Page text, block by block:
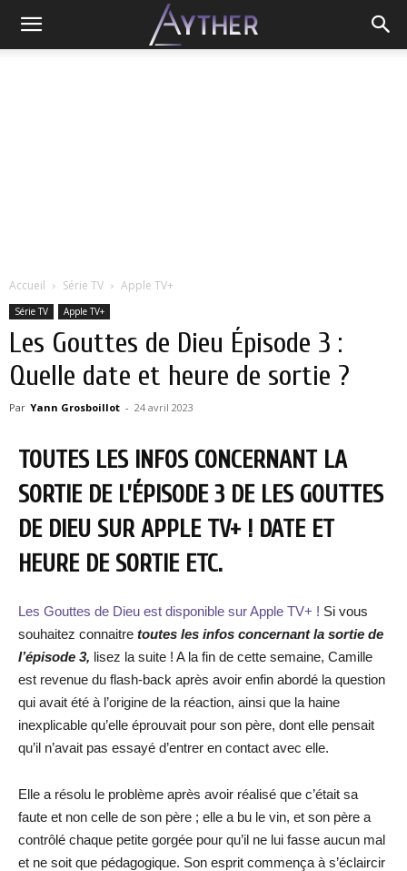
Accueil Série TV Apple TV+
Série TV Apple TV+
Les Gouttes de Dieu Épisode 3 :
Quelle date et heure de sortie ?
Par Yann Grosboillot - 24 avril 2023
TOUTES LES INFOS CONCERNANT LA
SORTIE DE L’ÉPISODE 3 DE LES GOUTTES
DE DIEU SUR APPLE TV+ ! DATE ET
HEURE DE SORTIE ETC.
Les Gouttes de Dieu est disponible sur Apple TV+ ! Si vous
souhaitez connaitre toutes les infos concernant la sortie de
l’épisode 3, lisez la suite ! A la fin de cette semaine, Camille
est revenue du flash-back après avoir enfin abordé la question
qui avait été à l’origine de la réaction, ainsi que la haine
inexplicable qu’elle éprouvait pour son père, dont elle pensait
qu’il n’avait pas essayé d’entrer en contact avec elle.
Elle a résolu le problème après avoir réalisé que c’était sa
faute et non celle de son père ; elle a bu le vin, et son père a
contrôlé chaque petite gorgée pour qu’il ne lui fasse aucun mal
et ne soit que pédagogique. Son esprit commença à s’éclaircir